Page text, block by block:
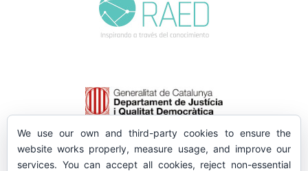
We use our own and third-party cookies to ensure the
website works properly, measure usage, and improve our
services. You can accept all cookies, reject non-essential